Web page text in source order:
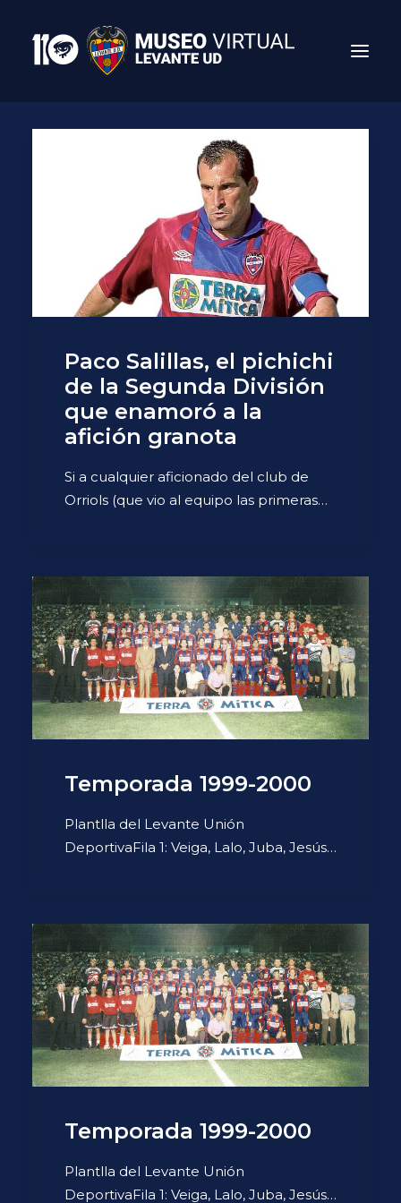
Search
Paco Salillas, el pichichi
de la Segunda División
que enamoró a la
afición granota
Si a cualquier aficionado del club de
Orriols (que vio al equipo las primeras…
Temporada 1999-2000
Plantlla del Levante Unión
DeportivaFila 1: Veiga, Lalo, Juba, Jesús…
Temporada 1999-2000
Plantlla del Levante Unión
DeportivaFila 1: Veiga, Lalo, Juba, Jesús…